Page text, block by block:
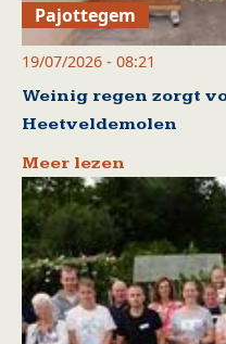
Pajottegem
19/07/2026 - 08:21
Weinig regen zorgt
Heetveldemolen
Meer lezen